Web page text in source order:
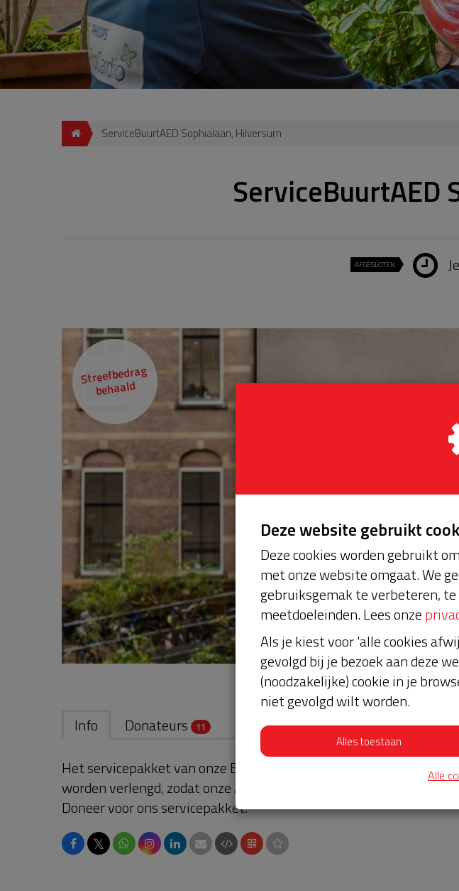
ServiceBuurtAED Sophialaan, Hilversum
ServiceBuurtAED
AFGESLOTEN
Streefbedrag
behaald
Info Donateurs 11
Het servicepakket van onze BuurtAED verloopt bijna en moet
worden verlengd, zodat onze AED gebruiksklaar blijft. Help je mee?
Doneer voor ons servicepakket!
𝕏
Deze website gebruikt
Deze cookies worden gebruikt
met onze website omgaat. We
gebruiksgemak te verbeteren,
meetdoeleinden. Lees onze
Als je kiest voor 'alle cookies
gevolgd bij je bezoek aan deze
(noodzakelijke) cookie in je
niet gevolgd wilt worden.
Alles toestaan
Alle